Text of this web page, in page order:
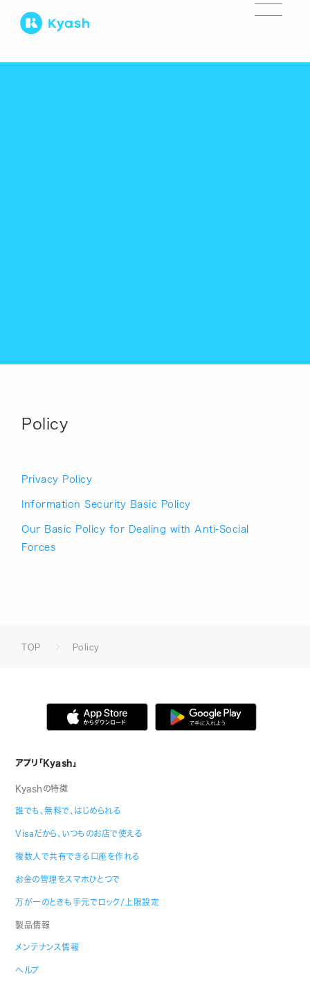
Policy
Privacy Policy
Information Security Basic Policy
Our Basic Policy for Dealing with Anti-Social
Forces
TOP Policy
アプリ「Kyash」
Kyashの特徴
誰でも、無料で、はじめられる
Visaだから、いつものお店で使える
複数人で共有できる口座を作れる
お金の管理をスマホひとつで
万が一のときも手元でロック/上限設定
製品情報
メンテナンス情報
ヘルプ